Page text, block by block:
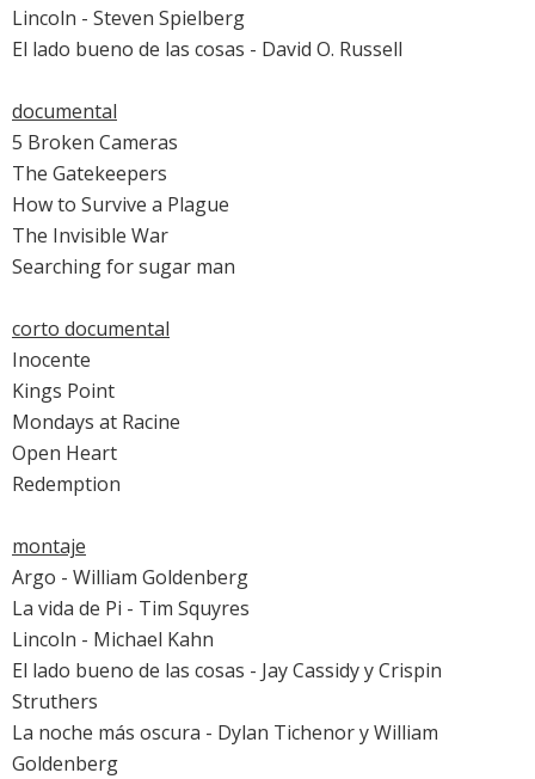
Lincoln - Steven Spielberg
El lado bueno de las cosas - David O. Russell
documental
5 Broken Cameras
The Gatekeepers
How to Survive a Plague
The Invisible War
Searching for sugar man
corto documental
Inocente
Kings Point
Mondays at Racine
Open Heart
Redemption
montaje
Argo - William Goldenberg
La vida de Pi - Tim Squyres
Lincoln - Michael Kahn
El lado bueno de las cosas - Jay Cassidy y Crispin
Struthers
La noche más oscura - Dylan Tichenor y William
Goldenberg